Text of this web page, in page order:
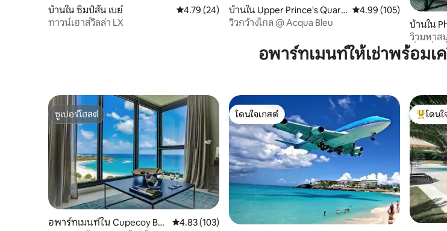
บ้านใน ซิมป์สัน เบย์ คะแนนเฉลี่ย 4.79 จาก 5, 24 รีวิว
4.79 (24)
ทาวน์เฮาส์วิลล่า LX
บ้านใน Upper Prince's Quart
er
คะแนนเฉลี่ย 4.99 จาก
4.99 (105)
วิวกว้างไกล @ Acqua Bleu
บ้านใน
วิวมหาส
ที่น่าทึ่ง!
อพาร์ทเมนท์ให้เช่าพร้อมเ
ซูเปอร์โฮสต์
ซูเปอร์โฮสต์
อพาร์ทเมนท์ใน Cupecoy Bea
คะแนนเฉลี่ย 4.83 จาก 5, 103 รีวิว
4.83 (103)
โดนใจเกสต์
โดนใจเกสต์
โดนใจ
โดนใ